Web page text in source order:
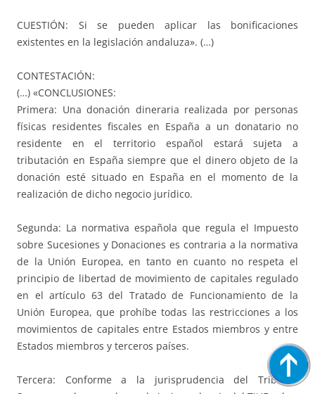
CUESTIÓN: Si se pueden aplicar las bonificaciones
existentes en la legislación andaluza». (…)
CONTESTACIÓN:
(…) «CONCLUSIONES:
Primera: Una donación dineraria realizada por personas
físicas residentes fiscales en España a un donatario no
residente en el territorio español estará sujeta a
tributación en España siempre que el dinero objeto de la
donación esté situado en España en el momento de la
realización de dicho negocio jurídico.
Segunda: La normativa española que regula el Impuesto
sobre Sucesiones y Donaciones es contraria a la normativa
de la Unión Europea, en tanto en cuanto no respeta el
principio de libertad de movimiento de capitales regulado
en el artículo 63 del Tratado de Funcionamiento de la
Unión Europea, que prohíbe todas las restricciones a los
movimientos de capitales entre Estados miembros y entre
Estados miembros y terceros países.
Tercera: Conforme a la jurisprudencia del Tribunal